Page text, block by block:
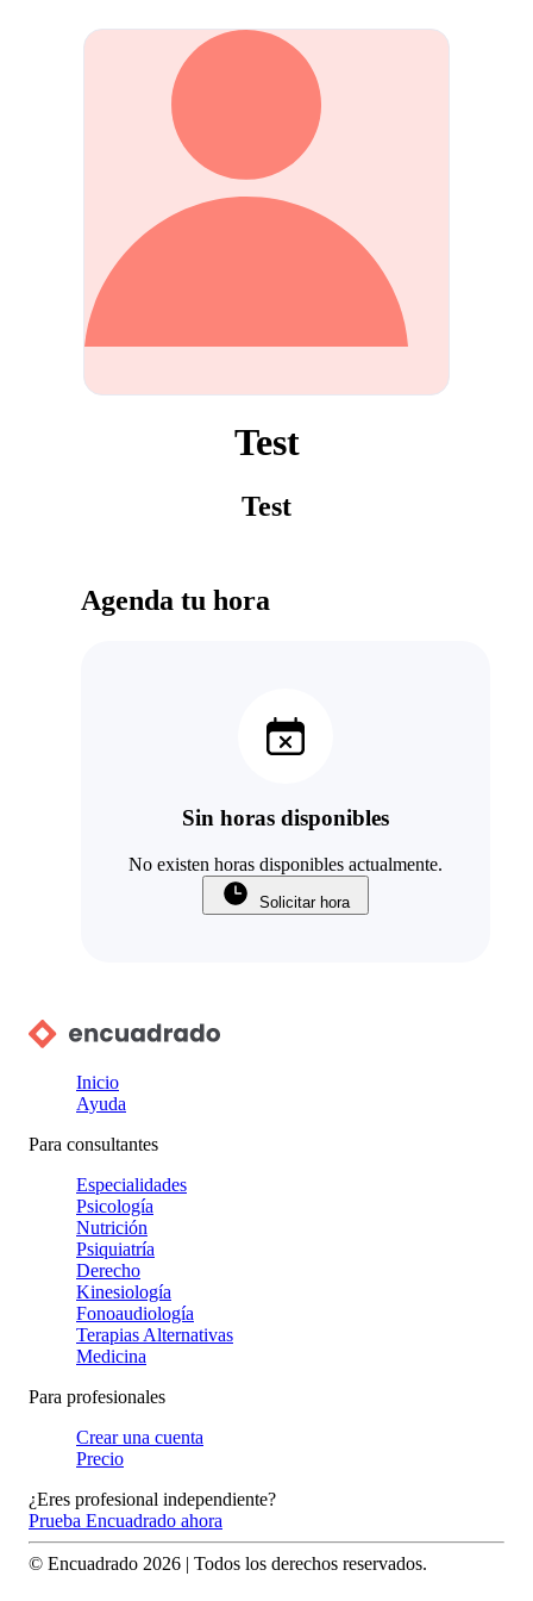
Test
Test
Agenda tu hora
Sin horas disponibles
No existen horas disponibles actualmente.
Solicitar hora
Inicio
Ayuda
Para consultantes
Especialidades
Psicología
Nutrición
Psiquiatría
Derecho
Kinesiología
Fonoaudiología
Terapias Alternativas
Medicina
Para profesionales
Crear una cuenta
Precio
¿Eres profesional independiente?
Prueba Encuadrado ahora
© Encuadrado 2026 | Todos los derechos reservados.